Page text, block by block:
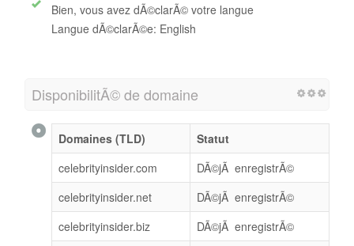
Bien, vous avez dÃ©clarÃ© votre langue
Langue dÃ©clarÃ©e: English
DisponibilitÃ© de domaine
Domaines (TLD)
Statut
celebrityinsider.com
DÃ©jÃ enregistrÃ©
celebrityinsider.net
DÃ©jÃ enregistrÃ©
celebrityinsider.biz
DÃ©jÃ enregistrÃ©